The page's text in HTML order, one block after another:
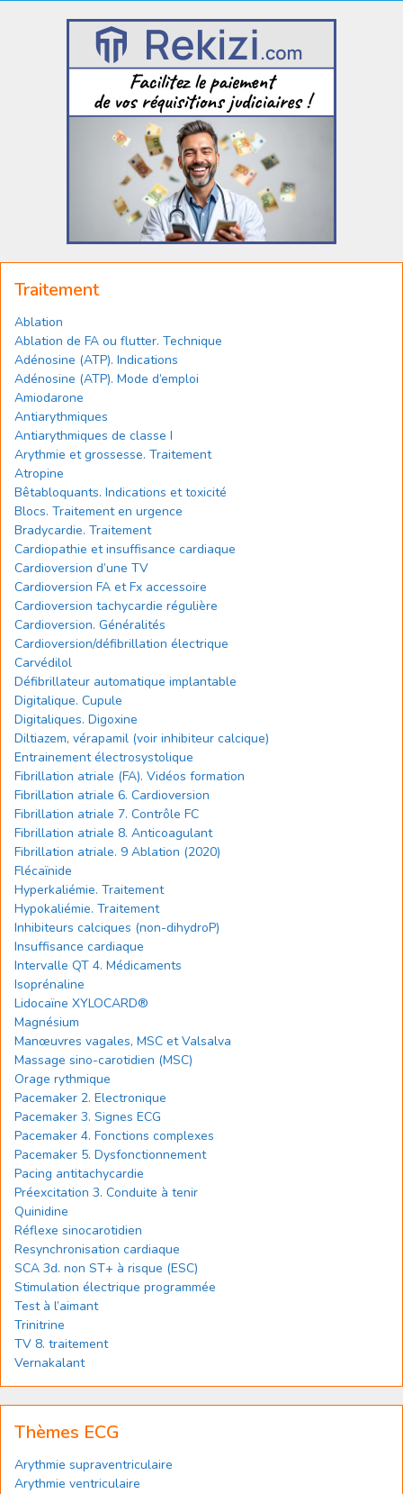
Traitement
Ablation
Ablation de FA ou flutter. Technique
Adénosine (ATP). Indications
Adénosine (ATP). Mode d’emploi
Amiodarone
Antiarythmiques
Antiarythmiques de classe I
Arythmie et grossesse. Traitement
Atropine
Bêtabloquants. Indications et toxicité
Blocs. Traitement en urgence
Bradycardie. Traitement
Cardiopathie et insuffisance cardiaque
Cardioversion d’une TV
Cardioversion FA et Fx accessoire
Cardioversion tachycardie régulière
Cardioversion. Généralités
Cardioversion/défibrillation électrique
Carvédilol
Défibrillateur automatique implantable
Digitalique. Cupule
Digitaliques. Digoxine
Diltiazem, vérapamil (voir inhibiteur calcique)
Entrainement électrosystolique
Fibrillation atriale (FA). Vidéos formation
Fibrillation atriale 6. Cardioversion
Fibrillation atriale 7. Contrôle FC
Fibrillation atriale 8. Anticoagulant
Fibrillation atriale. 9 Ablation (2020)
Flécaïnide
Hyperkaliémie. Traitement
Hypokaliémie. Traitement
Inhibiteurs calciques (non-dihydroP)
Insuffisance cardiaque
Intervalle QT 4. Médicaments
Isoprénaline
Lidocaïne XYLOCARD®
Magnésium
Manœuvres vagales, MSC et Valsalva
Massage sino-carotidien (MSC)
Orage rythmique
Pacemaker 2. Electronique
Pacemaker 3. Signes ECG
Pacemaker 4. Fonctions complexes
Pacemaker 5. Dysfonctionnement
Pacing antitachycardie
Préexcitation 3. Conduite à tenir
Quinidine
Réflexe sinocarotidien
Resynchronisation cardiaque
SCA 3d. non ST+ à risque (ESC)
Stimulation électrique programmée
Test à l’aimant
Trinitrine
TV 8. traitement
Vernakalant
Thèmes ECG
Arythmie supraventriculaire
Arythmie ventriculaire